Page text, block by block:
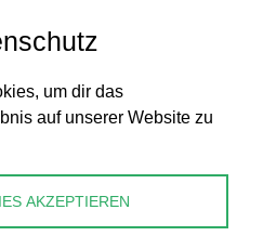
um dir das
auf unserer Website zu
AKZEPTIEREN